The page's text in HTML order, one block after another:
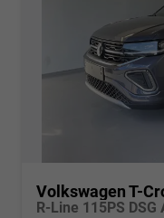
Volkswagen T-